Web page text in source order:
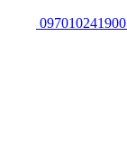
097010241900